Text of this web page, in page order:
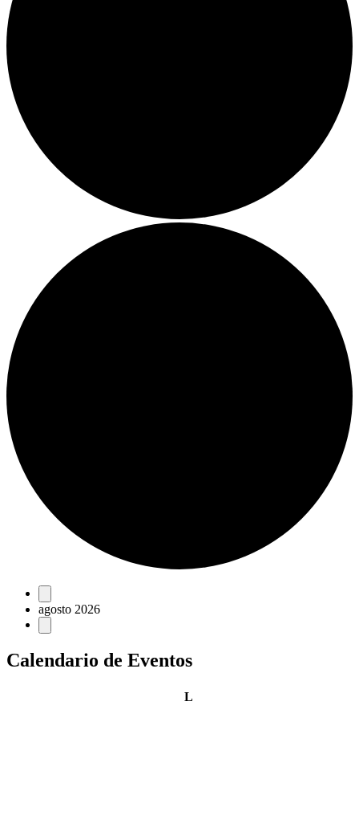
Eventos
agosto 2026
Calendario de Eventos
Llunes